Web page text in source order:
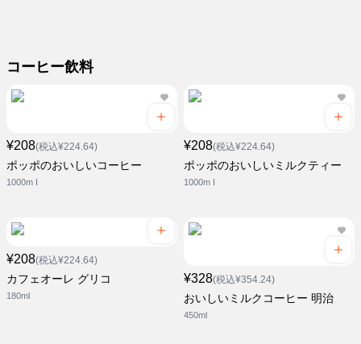
コーヒー飲料
¥208(税込¥224.64)
ポッポのおいしいコーヒー
1000m I
¥208(税込¥224.64)
ポッポのおいしいミルクティー
1000m I
¥208(税込¥224.64)
カフェオーレ グリコ
180ml
¥328(税込¥354.24)
おいしいミルクコーヒー 明治
450ml